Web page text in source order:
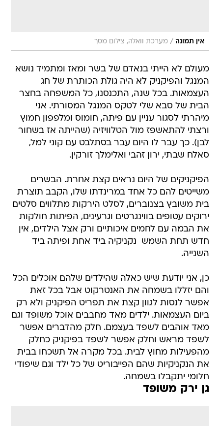
אין תמונה / מערכת וואלה, צילום מסך
מעולם לא הייתי בנאדם של בשר ומאז ומתמיד נושא
המנגל והפיקניק לא היה גולת הכותרת של חג
העצמאות. בכל שנה, התכנסנו, כל המשפחה בחצר
הבית של סבא שלי לטקס המנגל המסורתי. אני
מיהרתי לסגור עניין עם פיתה, חומוס ומלפפון חמוץ
ורצתי להתאשפז מול הטלוויזיה (שהייתה אז בשחור
לבן). כך עבר לו היום עבר בסתלבט עם קוני למל,
סאלח שבתי, ירון זהבי ואלימלך זורקין.
הפיקניקים של היום נראים קצת אחרת. הבשרים
משייטים להם כל אחד במרינדתו שלו, הקבב תוצרת
בית משובץ בצנוברים, לסלט הירקות מתלווים סלטים
ירוקים עטופים בווינגרטים וגרעינים, הפיתות חולקות
את הבמה עם לחמים איכותיים ורק אצל הילדים, אין
חדש תחת השמש  נקניקיה ביד אחת ופיתה ביד
השנייה.
כן, אני יודעת שיש כאלה שהילדים שלהם אוכלים הכל
והם יזללו בשמחה את האנטרקוט אבל בכל זאת
אפשר לנסות לגוון קצת את תפריט הפיקניק ולא רק
ביום העצמאות. ילדים מאד מחבבים אוכל משופד וגם
מאד אוהבים לשפד בעצמם. חלק מהדברים אפשר
לשפד מראש וחלק אפשר לשפד בפיקניק כחלק
מהפעילות מחוץ לבית. בכל מקרה אל תשכחו בבית
את הנקניקיות שהם הפייבוריט של כל ילד וגם שיפודי
חלומי יתקבלו בשמחה.
גן ירק משופד